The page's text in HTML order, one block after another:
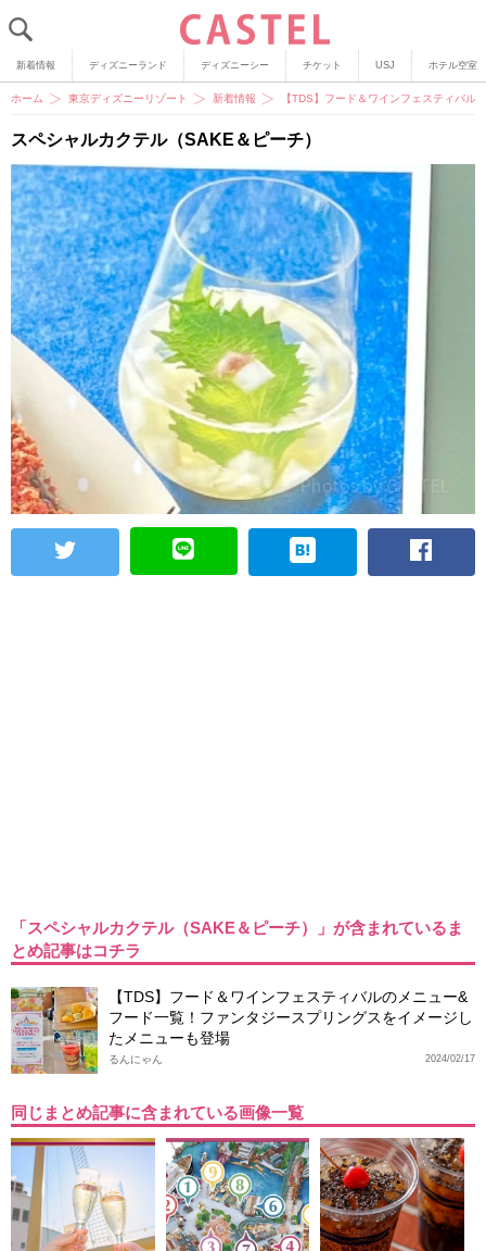
新着情報 ディズニーランド ディズニーシー チケット USJ ホテル空室
ホーム 東京ディズニーリゾート 新着情報 【TDS】フード＆ワインフェスティバ
スペシャルカクテル（SAKE＆ピーチ）
「スペシャルカクテル（SAKE＆ピーチ）」が含まれているま
とめ記事はコチラ
【TDS】フード＆ワインフェスティバルのメニュー&
フード一覧！ファンタジースプリングスをイメージし
たメニューも登場
2024/02/17
るんにゃん
同じまとめ記事に含まれている画像一覧